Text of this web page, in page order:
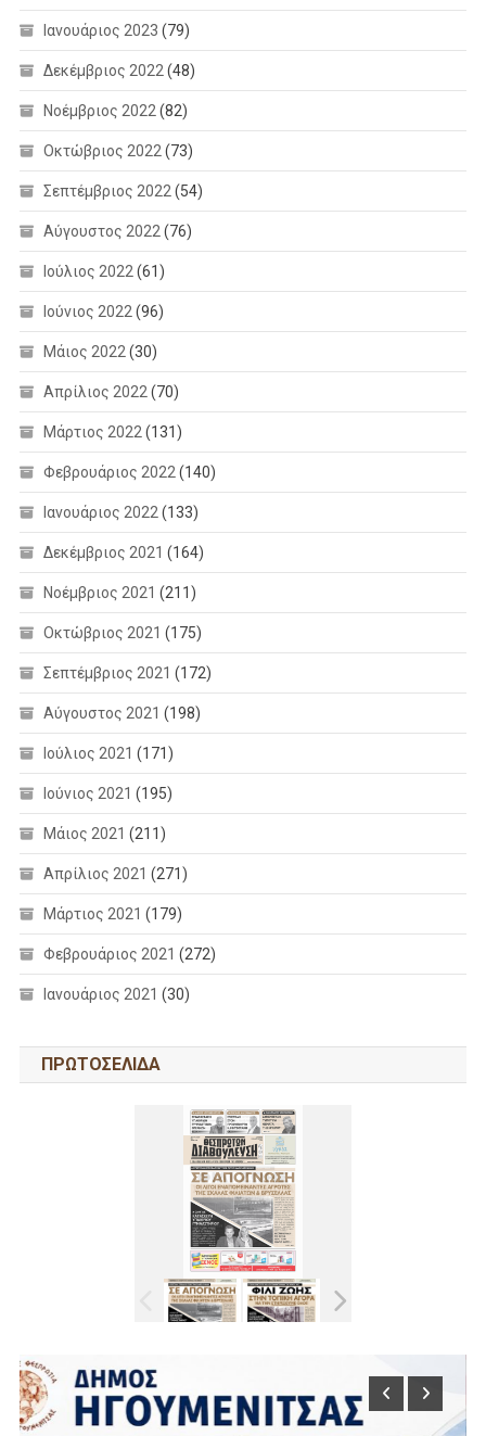
Ιανουάριος 2023 (79)
Δεκέμβριος 2022 (48)
Νοέμβριος 2022 (82)
Οκτώβριος 2022 (73)
Σεπτέμβριος 2022 (54)
Αύγουστος 2022 (76)
Ιούλιος 2022 (61)
Ιούνιος 2022 (96)
Μάιος 2022 (30)
Απρίλιος 2022 (70)
Μάρτιος 2022 (131)
Φεβρουάριος 2022 (140)
Ιανουάριος 2022 (133)
Δεκέμβριος 2021 (164)
Νοέμβριος 2021 (211)
Οκτώβριος 2021 (175)
Σεπτέμβριος 2021 (172)
Αύγουστος 2021 (198)
Ιούλιος 2021 (171)
Ιούνιος 2021 (195)
Μάιος 2021 (211)
Απρίλιος 2021 (271)
Μάρτιος 2021 (179)
Φεβρουάριος 2021 (272)
Ιανουάριος 2021 (30)
ΠΡΩΤΟΣΕΛΙΔΑ